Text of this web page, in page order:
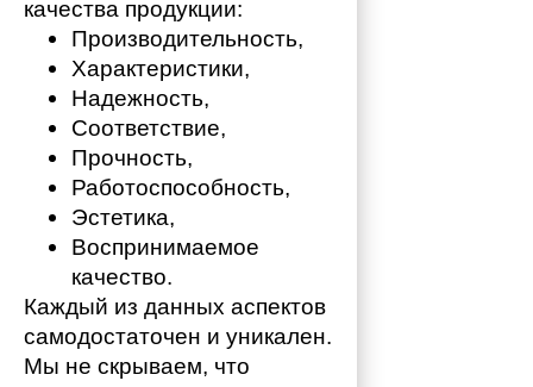
качества продукции:
Производительность,
Характеристики,
Надежность,
Соответствие,
Прочность,
Работоспособность,
Эстетика,
Воспринимаемое
качество.
Каждый из данных аспектов
самодостаточен и уникален.
Мы не скрываем, что